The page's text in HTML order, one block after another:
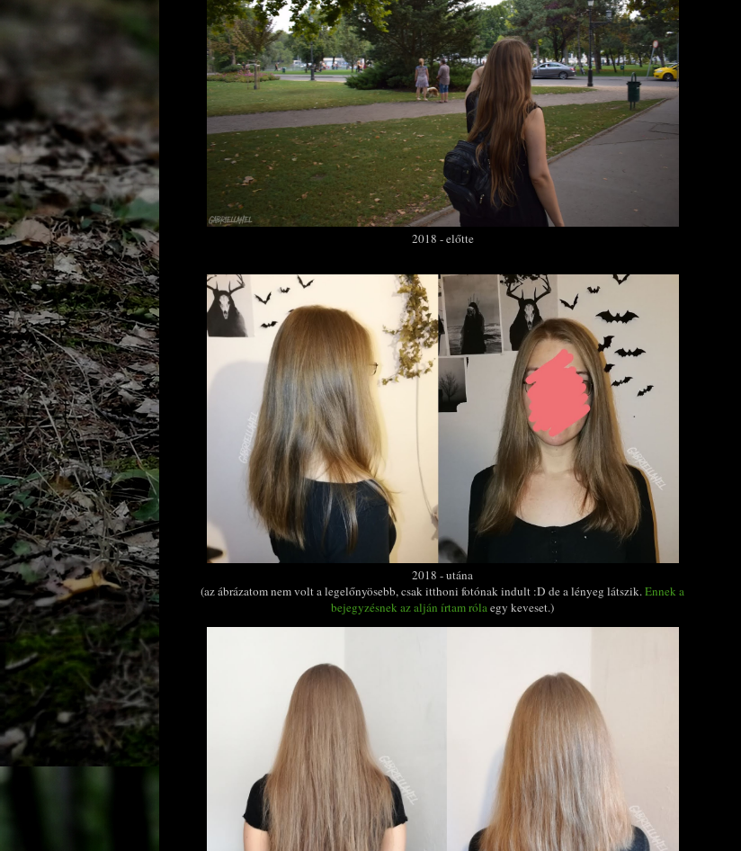
2018 - előtte
2018 - utána
(az ábrázatom nem volt a legelőnyösebb, csak itthoni fotónak indult :D de a lényeg látszik.Ennek a
bejegyzésnek az alján írtam rólaegy keveset.)